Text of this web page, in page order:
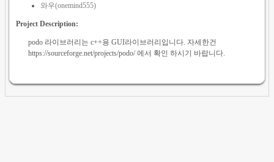
와우(onemind555)
Project Description:
podo 라이브러리는 c++용 GUI라이브러리입니다. 자세한건
https://sourceforge.net/projects/podo/ 에서 확인 하시기 바랍니다.